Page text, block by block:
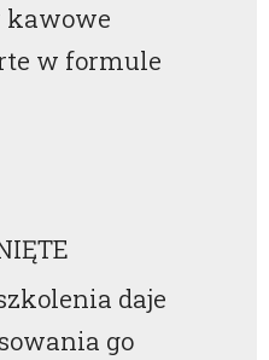
kawowe
w formule
daje
go